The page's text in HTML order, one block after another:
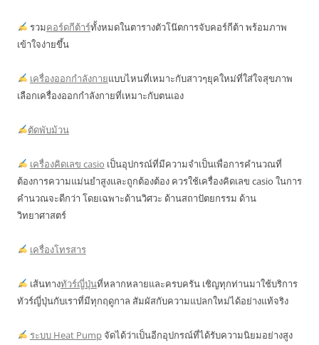
รวมคอร์ดกีต้าร์ทั้งหมดในตารางตัวโน๊ตการจับคอร์กีต้า พร้อมภาพ
เข้าใจง่ายขึ้น
เครื่องออกกำลังกายแบบไหนที่เหมาะกับสาวๆยุคใหม่ที่ใส่ใจสุขภาพ
เลือกเครื่องออกกำลังกายที่เหมาะกับตนเอง
ตัดพับม้วน
เครื่องคิดเลข casio เป็นอุปกรณ์ที่มีความจำเป็นเพื่อการคำนวณที่
ต้องการความแม่นยำสูงและถูกต้องต้อง ควรใช้เครื่องคิดเลข casio ในการ
คำนวณจะดีกว่า โดยเฉพาะด้านวิศวะ ด้านสถาปัตยกรรม ด้าน
วิทยาศาสตร์
เครื่องโทรสาร
เส้นทางทัวร์ญี่ปุ่นที่หลากหลายและครบครัน เชิญทุกท่านมาใช้บริการ
ทัวร์ญี่ปุ่นกับเราที่มีทุกฤดูกาล สัมผัสกับความแปลกใหม่ได้อย่างแท้จริง
ระบบ Heat Pumpจัดได้ว่าเป็นอีกอุปกรณ์ที่ได้รับความนิยมอย่างสูง